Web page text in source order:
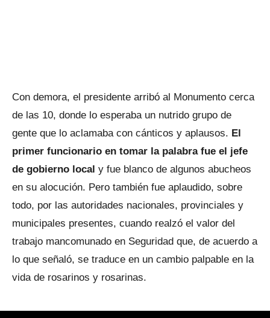
Con demora, el presidente arribó al Monumento cerca
de las 10, donde lo esperaba un nutrido grupo de
gente que lo aclamaba con cánticos y aplausos. El
primer funcionario en tomar la palabra fue el jefe
de gobierno local y fue blanco de algunos abucheos
en su alocución. Pero también fue aplaudido, sobre
todo, por las autoridades nacionales, provinciales y
municipales presentes, cuando realzó el valor del
trabajo mancomunado en Seguridad que, de acuerdo a
lo que señaló, se traduce en un cambio palpable en la
vida de rosarinos y rosarinas.